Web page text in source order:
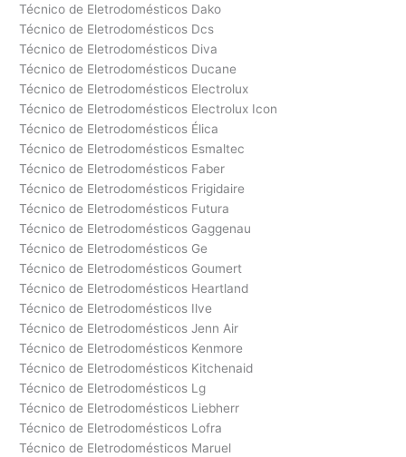
Técnico de Eletrodomésticos Dako
Técnico de Eletrodomésticos Dcs
Técnico de Eletrodomésticos Diva
Técnico de Eletrodomésticos Ducane
Técnico de Eletrodomésticos Electrolux
Técnico de Eletrodomésticos Electrolux Icon
Técnico de Eletrodomésticos Élica
Técnico de Eletrodomésticos Esmaltec
Técnico de Eletrodomésticos Faber
Técnico de Eletrodomésticos Frigidaire
Técnico de Eletrodomésticos Futura
Técnico de Eletrodomésticos Gaggenau
Técnico de Eletrodomésticos Ge
Técnico de Eletrodomésticos Goumert
Técnico de Eletrodomésticos Heartland
Técnico de Eletrodomésticos Ilve
Técnico de Eletrodomésticos Jenn Air
Técnico de Eletrodomésticos Kenmore
Técnico de Eletrodomésticos Kitchenaid
Técnico de Eletrodomésticos Lg
Técnico de Eletrodomésticos Liebherr
Técnico de Eletrodomésticos Lofra
Técnico de Eletrodomésticos Maruel